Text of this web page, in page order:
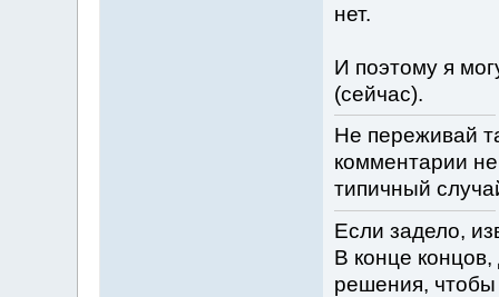
нет.
И поэтому я
(сейчас).
Не переживай
комментарии
типичный
Если задело,
В конце
решения, чтобы